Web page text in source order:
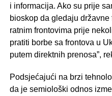
i informacija. Ako su prije
bioskop da gledaju
ratnim frontovima prije
pratiti borbe sa frontova u
putem direktnih prenosa”,
Podsjećajući na brzi
da je semiološki odnos